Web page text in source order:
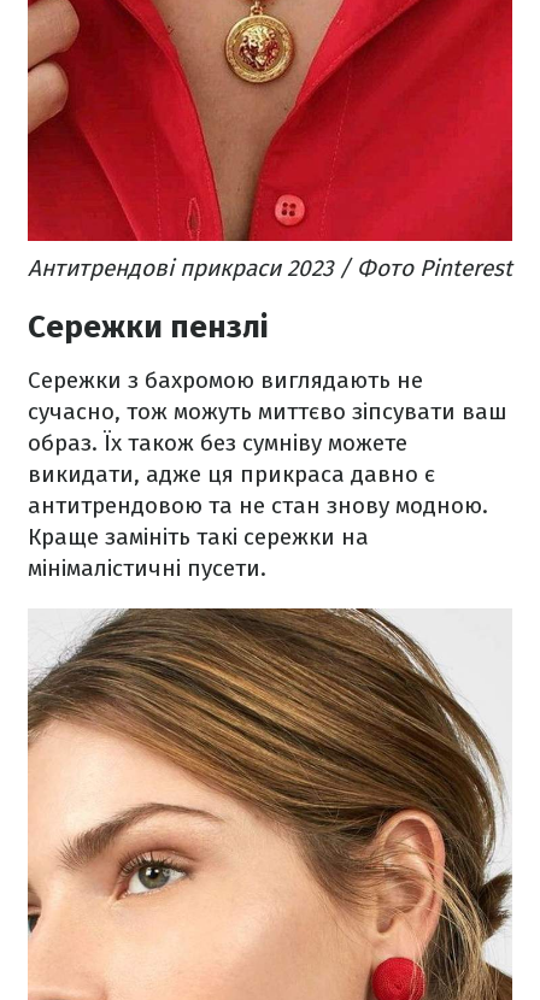
Антитрендові прикраси 2023 / Фото Pinterest
Сережки пензлі
Сережки з бахромою виглядають не
сучасно, тож можуть миттєво зіпсувати ваш
образ. Їх також без сумніву можете
викидати, адже ця прикраса давно є
антитрендовою та не стан знову модною.
Краще замініть такі сережки на
мінімалістичні пусети.